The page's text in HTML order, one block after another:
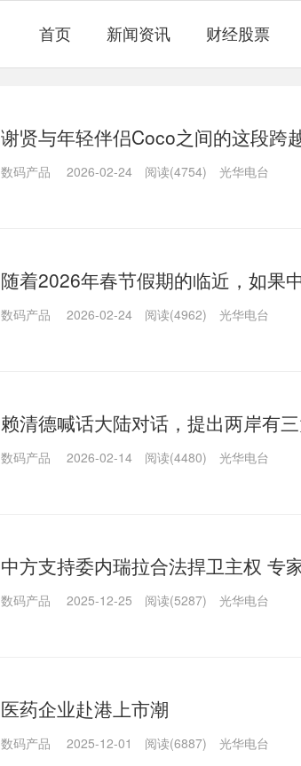
首页 新闻资讯 财经股票
谢贤与年轻伴侣Coco之间的这段跨
数码产品 2026-02-24 阅读(4754) 光华电台
随着2026年春节假期的临近，如果
数码产品 2026-02-24 阅读(4962) 光华电台
赖清德喊话大陆对话，提出两岸有
数码产品 2026-02-14 阅读(4480) 光华电台
中方支持委内瑞拉合法捍卫主权 专
数码产品 2025-12-25 阅读(5287) 光华电台
医药企业赴港上市潮
数码产品 2025-12-01 阅读(6887) 光华电台